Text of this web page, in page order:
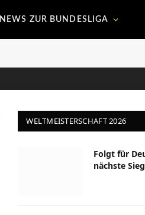
NEWS ZUR BUNDESLIGA
WELTMEISTERSCHAFT 2026
Folgt für
nächste